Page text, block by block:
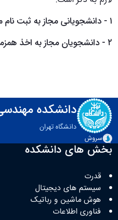
۱ - دانشجویانی مجاز به ثبت نام می‌باشند که یک مرتبه درس را اخذ نموده و موفق به اخذ نمره قبولی نشده‌اند.
۲ - دانشجویان مجاز به اخذ همزمان دروس پایه با دروس کارآموزی نمی‌باشند.
دانشکده
دانشگاه تهران
سروش
بخش های دانشکده
قدرت
سیستم های دیجیتال
هوش ماشین و رباتیک
فناوری اطلاعات